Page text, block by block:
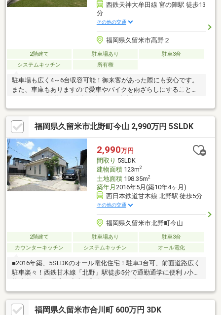
西鉄天神大牟田線 宮の陣駅 徒歩13
分
その他の交通
福岡県久留米市高野２
2階建て 駐車場あり
駐車3台
システムキッチン
所有権
駐車場も広く4～6台収容可能！御来客があった際にも安心です。
また、車庫もありますので愛車やバイクを雨ざらしにすることも
ありません♪学校まで徒歩13分です。大家族におすすめな6LDKで
す！お子様にも1つずつお部屋がありますね！事務所もありますの
で、事務所兼住宅としていかがでしょうか？国道3号線に近いの
で、久留米中心地や鳥栖、福岡方面へもアクセスしやすいです！
丸星ラーメンのすぐそばです！当社をご利用いただいたお客様が
心から喜んでいただける「一歩リードしたサービス」をご提供い
たします！担当：森田070-3209-4152
福岡県久留米市北野町今山 2,990万円 5SLDK
2,990万円
間取り 5SLDK
建物面積123m2
土地面積198.35m2
築年月 2016年5月(築10年4ヶ月)
西日本鉄道甘木線 北野駅 徒歩5分
その他の交通
福岡県久留米市北野町今山
2階建て 駐車場あり
駐車3台
カウンターキッチン
システムキッチン オール電化
■2016年築、5SLDKのオール電化住宅！駐車3台可、前面道路広く
駐車楽々！西鉄甘木線「北野」駅徒歩5分で通勤通学に便利 ♪小学
便利♪
福岡県久留米市合川町 600万円 3DK